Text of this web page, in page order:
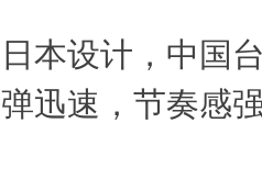
本设计，中国
迅速，节奏感